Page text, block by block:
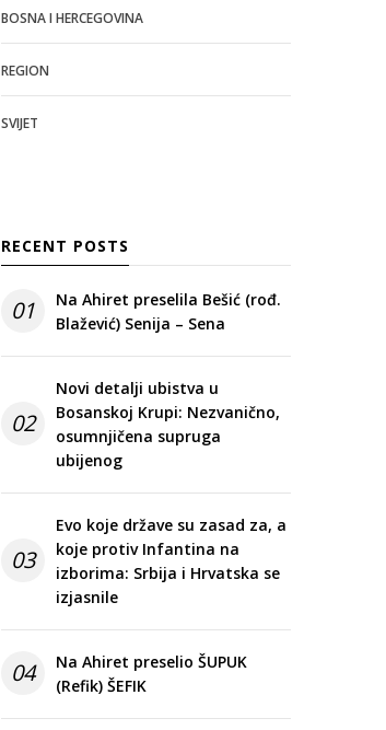
BOSNA I HERCEGOVINA
REGION
SVIJET
RECENT POSTS
01
Na Ahiret preselila Bešić (rođ.
Blažević) Senija – Sena
02
Novi detalji ubistva u
Bosanskoj Krupi: Nezvanično,
osumnjičena supruga
ubijenog
03
Evo koje države su zasad za, a
koje protiv Infantina na
izborima: Srbija i Hrvatska se
izjasnile
04
Na Ahiret preselio ŠUPUK
(Refik) ŠEFIK